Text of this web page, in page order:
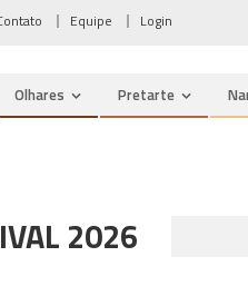
Equipe Login
Olhares Pretarte
2026